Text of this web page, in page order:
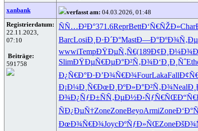
xanbank verfasst am: 04.03.2026, 01:48
Registrierdatum:
22.11.2023,
07:10
Beiträge:
591758
ÑÑ…Ð²Ð°371.6ReprBettÐ‘Ñ€ÑŽÐ»Char
BarcLosiÐ¸Ð·Ð´Ð°MastÐ—Ð°ÐºÐ¾
wwwiTempÐŸÐµÑ‚Ñ€(189Ð¢Ð¸Ð¼Ð¾
SlimÐŸÐµÑ€ÐµÐ°Ð²Ñ‚Ð¾Ð‘Ð¸Ð¸Ñˆ
Ð¿Ñ€Ð°Ð·Ð’Ð¾Ñ€Ð¾FourLakaFall
Ð¡Ð¼Ð¸Ñ€ÐœÐ¸ÐºÐ»Ð°Ð²Ñ‚Ð¾Neal
Ð¾Ð¿ÑƒÐ±ÑÑ‚ÐµÐ½Ð›ÑƒÑ€ÑŒ
ÑÐ¿ÐµÑ†ZoneZoneBeyoArmiZone
ÐœÐ¾Ñ€Ð¾JoycÐºÑƒÐ»ÑŒZone